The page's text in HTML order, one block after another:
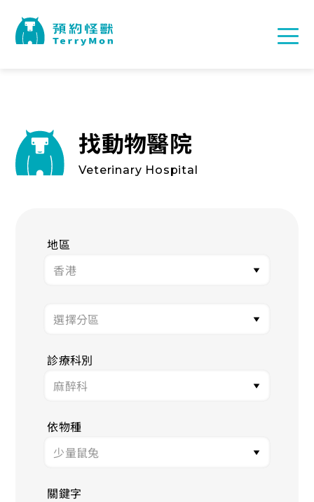
找動物醫院
Veterinary Hospital
地區
診療科別
依物種
關鍵字